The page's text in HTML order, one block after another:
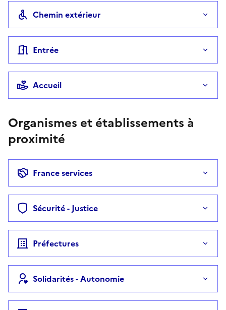
Chemin extérieur
Entrée
Accueil
Organismes et établissements à
proximité
France services
Sécurité - Justice
Préfectures
Solidarités - Autonomie